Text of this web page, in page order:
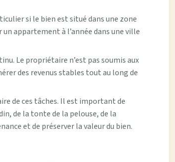
si le bien est situé dans une zone
appartement à l’année dans une ville
Le propriétaire n’est pas soumis aux
des revenus stables tout au long de
de ces tâches. Il est important de
de la tonte de la pelouse, de la
et de préserver la valeur du bien.